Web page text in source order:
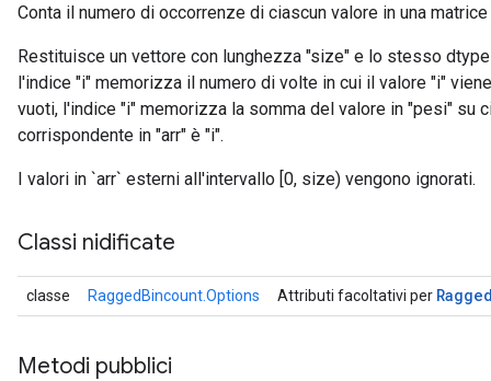
Conta il numero di occorrenze di ciascun valore in una
Restituisce un vettore con lunghezza "size" e lo stesso
l'indice "i" memorizza il numero di volte in cui il valore "i"
vuoti, l'indice "i" memorizza la somma del valore in "pesi" su
corrispondente in "arr" è "i".
I valori in `arr` esterni all'intervallo [0, size) vengono ignorati.
Classi nidificate
classe RaggedBincount.Options Attributi facoltativi per
Metodi pubblici